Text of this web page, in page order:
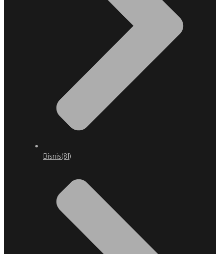
Bisnis(81)